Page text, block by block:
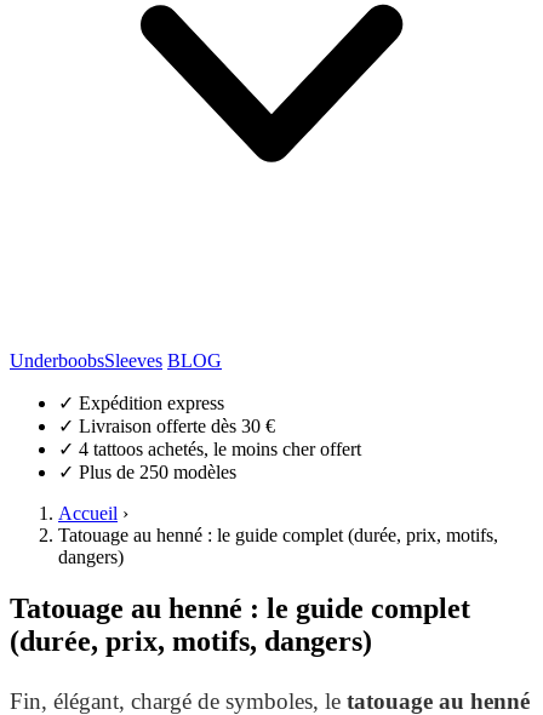
UnderboobsSleeves BLOG
✓ Expédition express
✓ Livraison offerte dès 30 €
✓ 4 tattoos achetés, le moins cher offert
✓ Plus de 250 modèles
Accueil ›
Tatouage au henné : le guide complet (durée, prix, motifs,
dangers)
Tatouage au henné : le guide complet
(durée, prix, motifs, dangers)
Fin, élégant, chargé de symboles, le tatouage au henné